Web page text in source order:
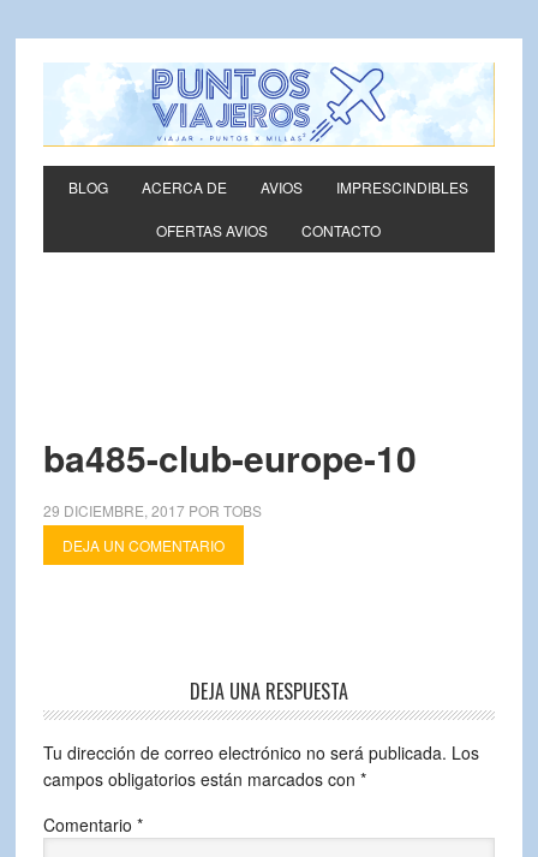
BLOG ACERCA DE AVIOS IMPRESCINDIBLES
OFERTAS AVIOS CONTACTO
ba485-club-europe-10
29 DICIEMBRE, 2017POR TOBS
DEJA UN COMENTARIO
DEJA UNA RESPUESTA
Tu dirección de correo electrónico no será publicada. Los
campos obligatorios están marcados con *
Comentario *